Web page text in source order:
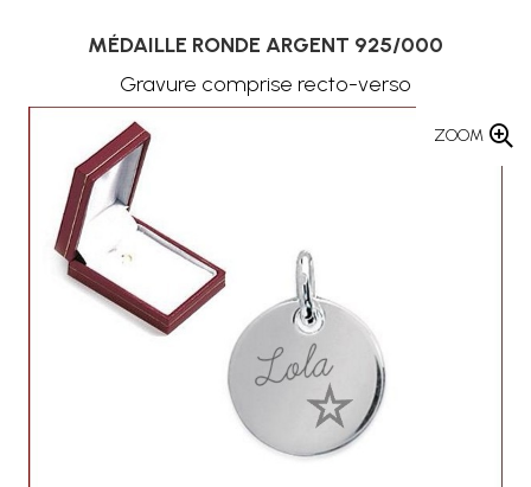
MÉDAILLE RONDE ARGENT 925/000
Gravure comprise recto-verso
ZOOM